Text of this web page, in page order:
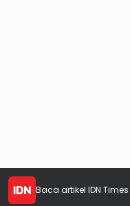
Baca artikel IDN Times